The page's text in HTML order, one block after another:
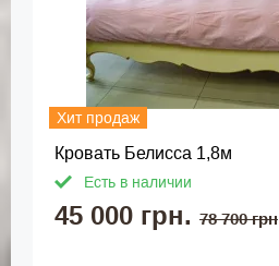
Хит продаж
Кровать Белисса 1,8м
Есть в наличии
45 000 грн. 78 700 грн